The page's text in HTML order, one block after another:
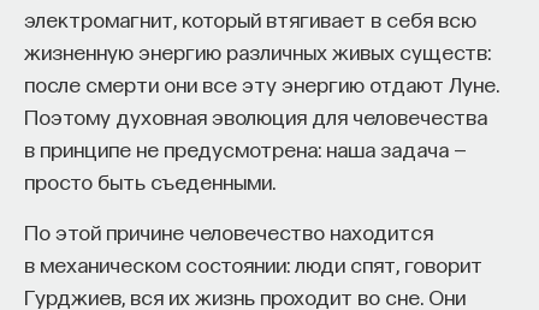
электромагнит, который втягивает в себя всю
жизненную энергию различных живых существ:
после смерти они все эту энергию отдают Луне.
Поэтому духовная эволюция для человечества
в принципе не предусмотрена: наша задача —
просто быть съеденными.
По этой причине человечество находится
в механическом состоянии: люди спят, говорит
Гурджиев, вся их жизнь проходит во сне. Они